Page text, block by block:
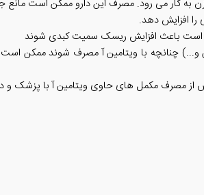
افزایش دهد.
است باعث افزایش ریسک سمیت کبدی شوند
و...) چنانچه با ویتامین آ مصرف شوند
مصرف مکمل های حاوی ویتامین آ با پزشک و